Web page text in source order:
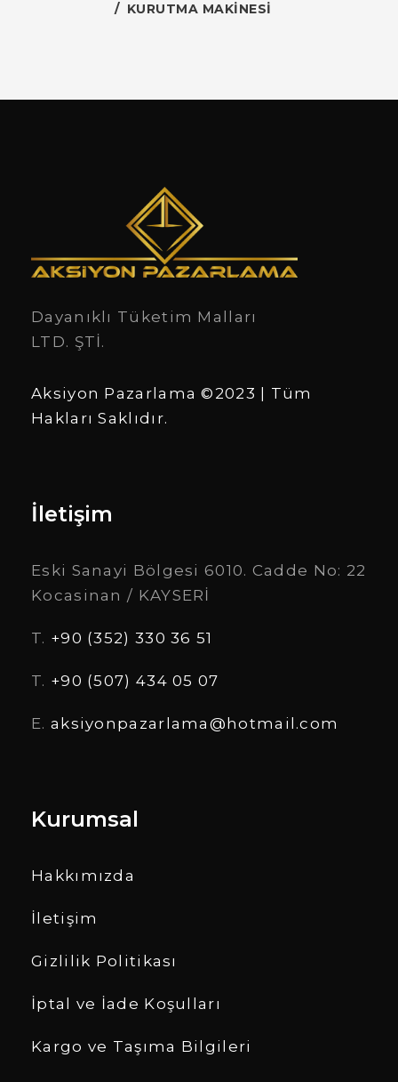
KURUTMA MAKINESI
Dayanıklı Tüketim Malları
LTD. ŞTİ.
Aksiyon Pazarlama ©2023 | Tüm
Hakları Saklıdır.
İletişim
Eski Sanayi Bölgesi 6010. Cadde No: 22
Kocasinan / KAYSERİ
T. +90 (352) 330 36 51
T. +90 (507) 434 05 07
E. aksiyonpazarlama@hotmail.com
Kurumsal
Hakkımızda
İletişim
Gizlilik Politikası
İptal ve İade Koşulları
Kargo ve Taşıma Bilgileri